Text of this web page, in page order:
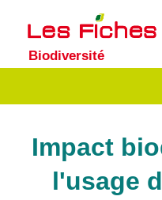
Biodiversité
Impact
l'usage